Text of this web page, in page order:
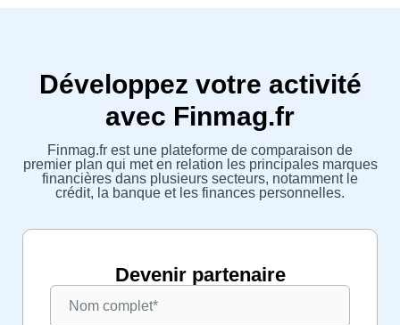
Développez votre activité
avec Finmag.fr
Finmag.fr est une plateforme de comparaison de
premier plan qui met en relation les principales marques
financières dans plusieurs secteurs, notamment le
crédit, la banque et les finances personnelles.
Devenir partenaire